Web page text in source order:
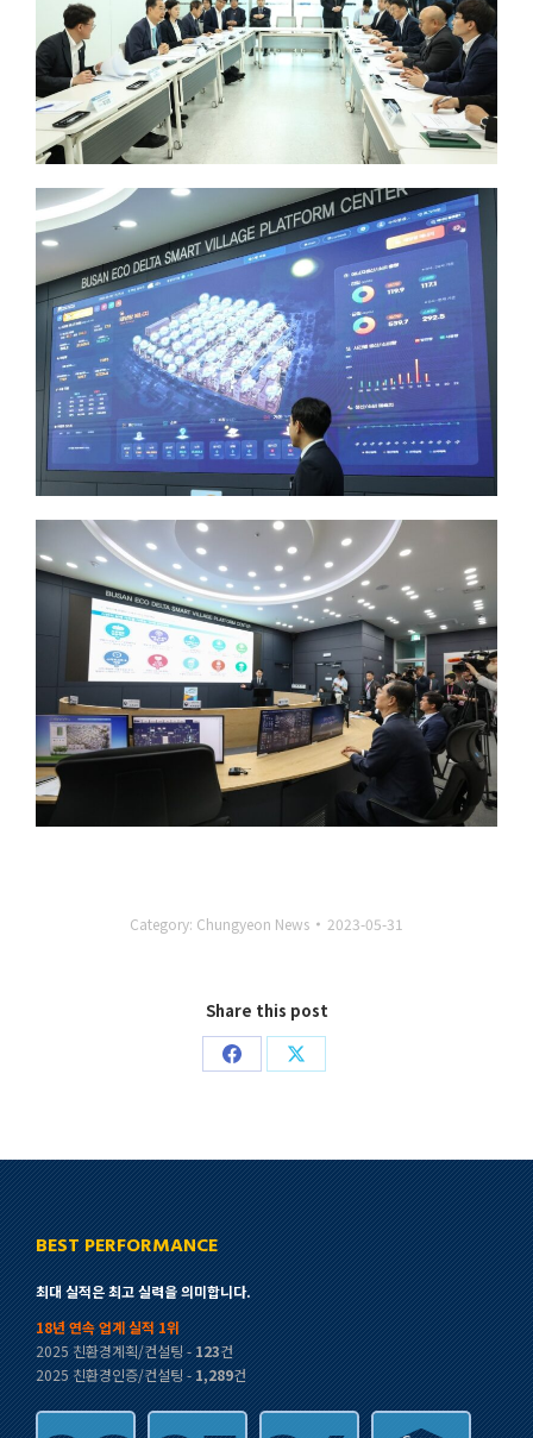
Category: Chungyeon News 2023-05-31
Share this post
Share Share
BEST PERFORMANCE
최대 실적은 최고 실력을 의미합니다.
18년 연속 업계 실적 1위
2025 친환경계획/컨설팅 -123건
2025 친환경인증/컨설팅 -1,289건